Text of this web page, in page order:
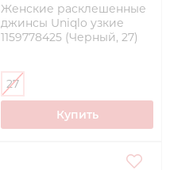
Женские расклешенные
джинсы Uniqlo узкие
1159778425 (Черный, 27)
27
Купить